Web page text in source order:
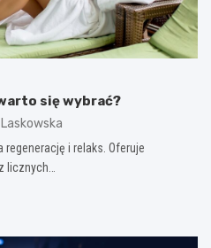
się wybrać?
regenerację i relaks. Oferuje